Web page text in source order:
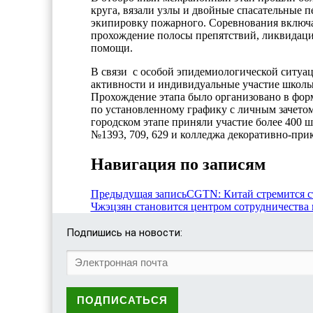
круга, вязали узлы и двойные спасательные
экипировку пожарного. Соревнования
прохождение полосы препятствий,
помощи.
В связи с особой эпидемиологической
активности и индивидуальные участие
Прохождение этапа было организовано в
по установленному графику с личным
городском этапе приняли участие более
№1393, 709, 629 и колледжа декоративно-
Навигация по записям
Предыдущая записьCGTN: Китай стремится
Чжэцзян становится центром
Подпишись на новости: